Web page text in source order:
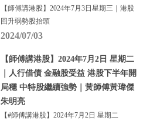
【師傅講港股】2024年7月3日星期三｜港股
回升弱勢股抬頭
2024/07/03
【師傅講港股】2024年7月2日 星期二
｜人行借債 金融股受益 港股下半年開
局穩 中特股繼續強勢｜黃師傅黃瑋傑
朱明亮
【#師傅講港股】2024年7月2日 星期二